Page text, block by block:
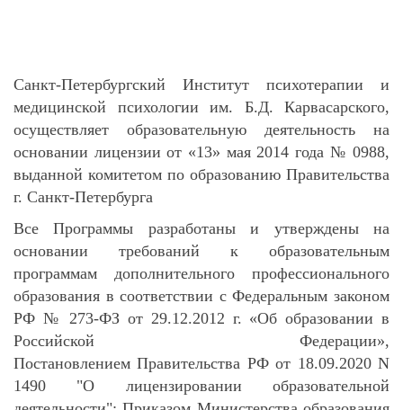
Санкт-Петербургский Институт психотерапии и
медицинской психологии им. Б.Д. Карвасарского,
осуществляет образовательную деятельность на
основании лицензии от «13» мая 2014 года № 0988,
выданной комитетом по образованию Правительства
г. Санкт-Петербурга
Все Программы разработаны и утверждены на
основании требований к образовательным
программам дополнительного профессионального
образования в соответствии с Федеральным законом
РФ № 273-ФЗ от 29.12.2012 г. «Об образовании в
Российской Федерации»,
Постановлением Правительства РФ от 18.09.2020 N
1490 "О лицензировании образовательной